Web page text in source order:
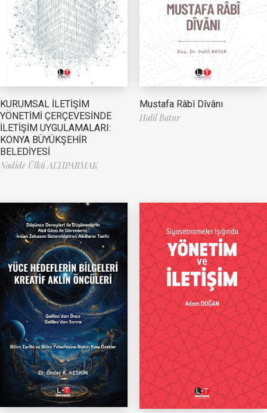
KURUMSAL İLETİŞİM
YÖNETİMİ ÇERÇEVESİNDE
İLETİŞİM UYGULAMALARI:
KONYA BÜYÜKŞEHİR
BELEDİYESİ
Nadide Ülkü ALTIPARMAK
Mustafa Râbî Dîvânı
Halil Batur